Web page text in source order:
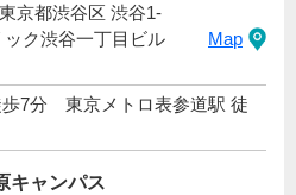
京都渋谷区 渋谷1-
ク渋谷一丁目ビル
Map
7分 東京メトロ表参道駅 徒
キャンパス